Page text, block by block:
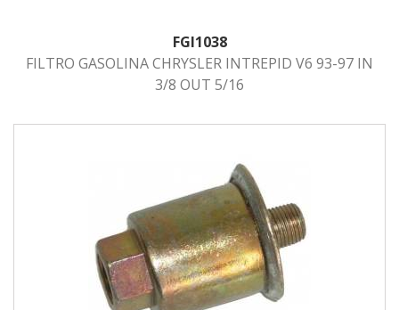
FGI1038
FILTRO GASOLINA CHRYSLER INTREPID V6 93-97 IN
3/8 OUT 5/16